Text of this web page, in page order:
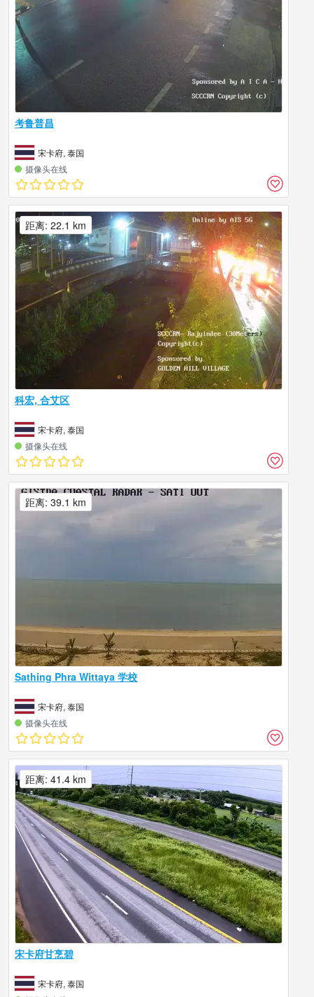
考鲁普昌
宋卡府, 泰国
摄像头在线
科宏, 合艾区
宋卡府, 泰国
摄像头在线
距离: 22.1 km
Sathing Phra Wittaya 学校
宋卡府, 泰国
摄像头在线
距离: 39.1 km
宋卡府甘烹碧
宋卡府, 泰国
距离: 41.4 km